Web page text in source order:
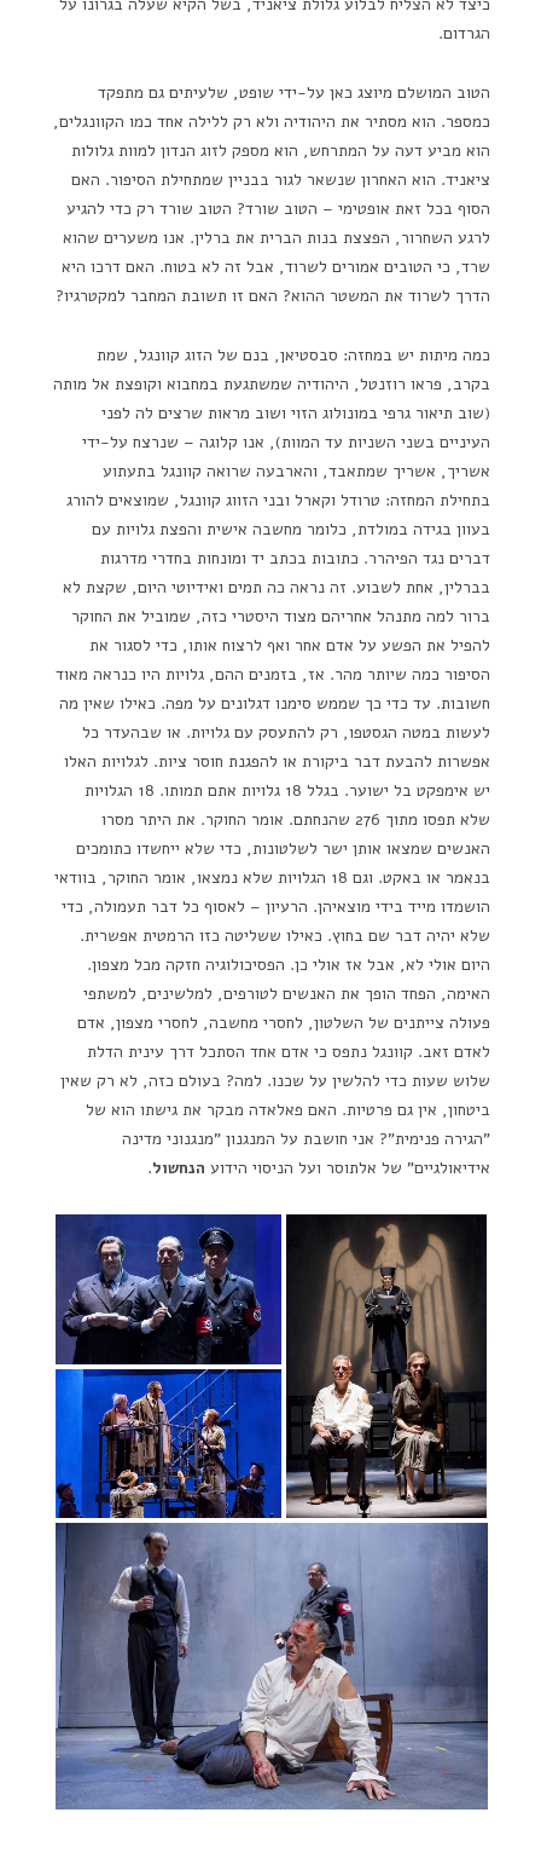
הגרדום.
הטוב המושלם מיוצג כאן על-ידי שופט, שלעיתים גם מתפקד
כמספר. הוא מסתיר את היהודיה ולא רק ללילה אחד כמו הקוונגלים,
הוא מביע דעה על המתרחש, הוא מספק לזוג הנדון למוות גלולות
ציאניד. הוא האחרון שנשאר לגור בבניין שמתחילת הסיפור. האם
הסוף בכל זאת אופטימי – הטוב שורד? הטוב שורד רק כדי להגיע
לרגע השחרור, הפצצת בנות הברית את ברלין. אנו משערים שהוא
שרד, כי הטובים אמורים לשרוד, אבל זה לא בטוח. האם דרכו היא
הדרך לשרוד את המשטר ההוא? האם זו תשובת המחבר למקטרגיו?
כמה מיתות יש במחזה: סבסטיאן, בנם של הזוג קוונגל, שמת
בקרב, פראו רוזנטל, היהודיה שמשתגעת במחבוא וקופצת אל מותה
(שוב תיאור גרפי במונולוג הזוי ושוב מראות שרצים לה לפני
העיניים בשני השניות עד המוות), אנו קלוגה – שנרצח על-ידי
אשריך, אשריך שמתאבד, והארבעה שרואה קוונגל בתעתוע
בתחילת המחזה: טרודל וקארל ובני הזווג קוונגל, שמוצאים להורג
בעוון בגידה במולדת, כלומר מחשבה אישית והפצת גלויות עם
דברים נגד הפיהרר. כתובות בכתב יד ומונחות בחדרי מדרגות
בברלין, אחת לשבוע. זה נראה כה תמים ואידיוטי היום, שקצת לא
ברור למה מתנהל אחריהם מצוד היסטרי כזה, שמוביל את החוקר
להפיל את הפשע על אדם אחר ואף לרצוח אותו, כדי לסגור את
הסיפור כמה שיותר מהר. אז, בזמנים ההם, גלויות היו כנראה מאוד
חשובות. עד כדי כך שממש סימנו דגלונים על מפה. כאילו שאין מה
לעשות במטה הגסטפו, רק להתעסק עם גלויות. או שבהעדר כל
אפשרות להבעת דבר ביקורת או להפגנת חוסר ציות. לגלויות האלו
יש אימפקט בל ישוער. בגלל 18 גלויות אתם תמותו. 18 הגלויות
שלא תפסו מתוך 276 שהנחתם. אומר החוקר. את היתר מסרו
האנשים שמצאו אותן ישר לשלטונות, כדי שלא ייחשדו כתומכים
בנאמר או באקט. וגם 18 הגלויות שלא נמצאו, אומר החוקר, בוודאי
הושמדו מייד בידי מוצאיהן. הרעיון – לאסוף כל דבר תעמולה, כדי
שלא יהיה דבר שם בחוץ. כאילו ששליטה כזו הרמטית אפשרית.
היום אולי לא, אבל אז אולי כן. הפסיכולוגיה חזקה מכל מצפון.
האימה, הפחד הופך את האנשים לטורפים, למלשינים, למשתפי
פעולה צייתנים של השלטון, לחסרי מחשבה, לחסרי מצפון, אדם
לאדם זאב. קוונגל נתפס כי אדם אחד הסתכל דרך עינית הדלת
שלוש שעות כדי להלשין על שכנו. למה? בעולם כזה, לא רק שאין
ביטחון, אין גם פרטיות. האם פאלאדה מבקר את גישתו הוא של
"הגירה פנימית"? אני חושבת על המנגנון "מנגנוני מדינה
אידיאולגיים" של אלתוסר ועל הניסוי הידוע הנחשול.